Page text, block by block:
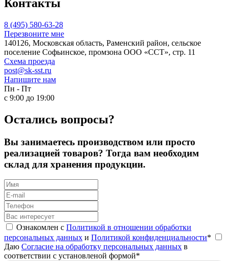
Контакты
8 (495) 580-63-28
Перезвоните мне
140126, Московская область, Раменский район, сельское
поселение Софьинское, промзона ООО «ССТ», стр. 11
Схема проезда
post@sk-sst.ru
Напишите нам
Пн - Пт
с 9:00 до 19:00
Остались вопросы?
Вы занимаетесь производством или просто
реализацией товаров? Тогда вам необходим
склад для хранения продукции.
Ознакомлен с Политикой в отношении обработки
персональных данных и Политикой конфиденциальности*
Даю Согласие на обработку персональных данных в
соответствии с установленой формой*